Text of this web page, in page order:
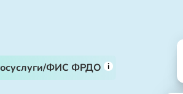
ФИС ФРДО i